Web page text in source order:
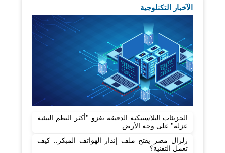
الآخبار التكنلوجية
الجزيئات البلاستيكية الدقيقة تغزو "أكثر النظم البيئية
عزلة" على وجه الأرض
زلزال مصر يفتح ملف إنذار الهواتف المبكر.. كيف
تعمل التقنية؟